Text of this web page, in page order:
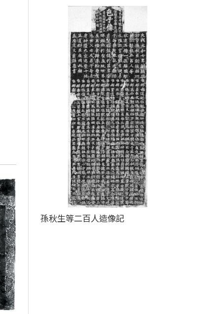
孫秋生等二百人造像記